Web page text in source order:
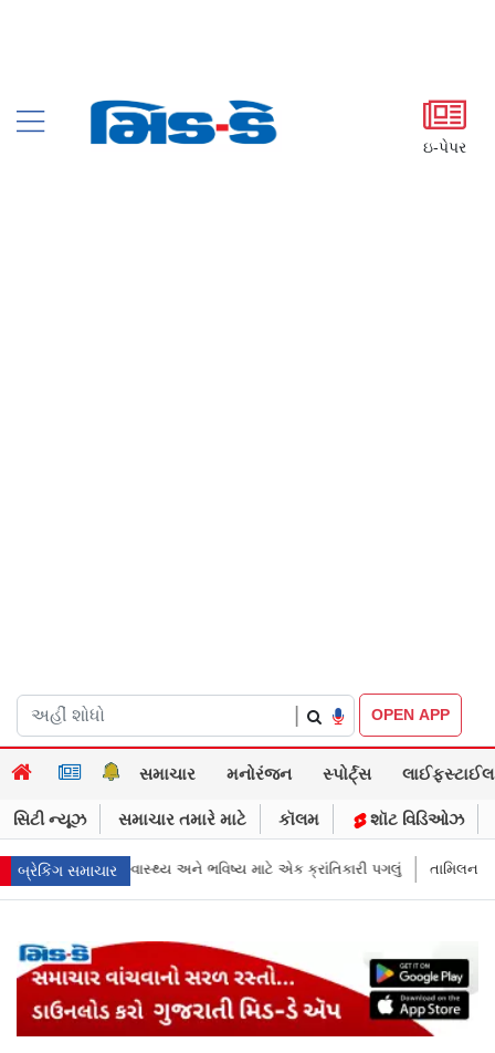
ઇ-પેપર
OPEN APP
સમાચાર મનોરંજન સ્પોર્ટ્સ લાઈફસ્ટાઈલ
સિટી ન્યૂઝ સમાચાર તમારે માટે કૉલમ શૉટ વિડિઓઝ
બ્રેકિંગ સમાચાર
માટે એક ક્રાંતિકારી પગલું તામિલનાડુના મુખ્ય પ્રધાન વિજયની પત્ની